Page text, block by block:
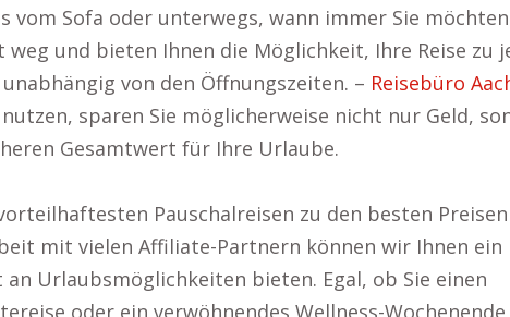
vom Sofa oder unterwegs, wann immer Sie
weg und bieten Ihnen die Möglichkeit, Ihre Reise zu
von den Öffnungszeiten. – Reisebüro
sparen Sie möglicherweise nicht nur Geld,
Gesamtwert für Ihre Urlaube.
Pauschalreisen zu den besten
mit vielen Affiliate-Partnern können wir Ihnen ein
Urlaubsmöglichkeiten bieten. Egal, ob Sie einen
oder ein verwöhnendes Wellness-Wochenende